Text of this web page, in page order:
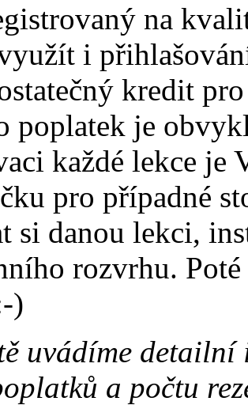
na
i
kredit
poplatek je
každé lekce je
pro případné
si danou lekci,
rozvrhu.
)
uvádíme
a počtu